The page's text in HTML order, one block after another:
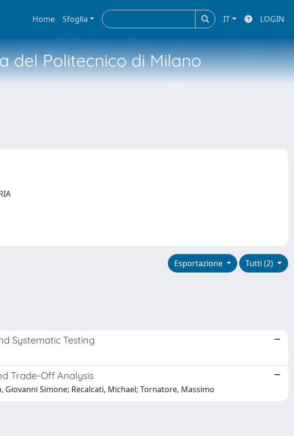
Home Sfoglia IT LOGIN
del Politecnico di Milano
Tutti (2)
Esportazione
Systematic Testing
Trade-Off Analysis
Simone; Recalcati, Michael; Tornatore, Massimo